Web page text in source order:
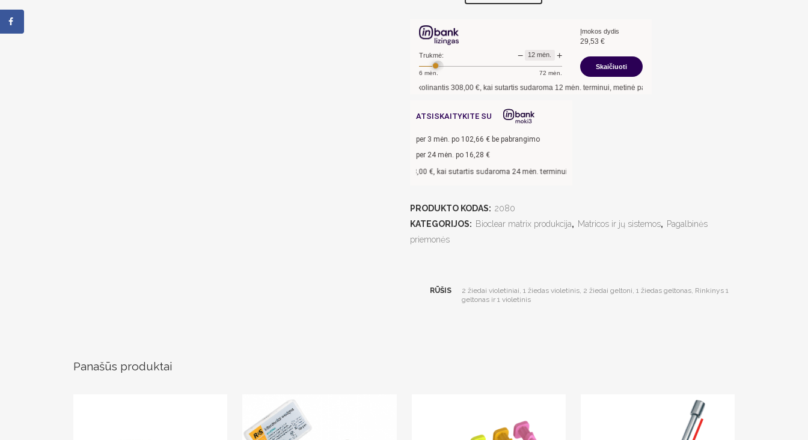
Trukmė: − 12 mėn. +
6 mėn. 72 mėn.
Įmokos dydis
29,53 €
Skaičiuoti
Pavyzdžiui, skolinantis 308,00€, kai sutartis sudaroma12mėn. terminui, metinė palūkanų norma –
ATSISKAITYKITE SU
per 3 mėn. po 102,66 € be pabrangimo
per 24 mėn. po 16,28 €
€, kai sutartis sudaroma 24 mėn. terminui, metinė palūkanų norma –
PRODUKTO KODAS: 2080
KATEGORIJOS: Bioclear matrix produkcija, Matricos ir jų sistemos, Pagalbinės
priemonės
RŪŠIS
2 žiedai violetiniai, 1 žiedas violetinis, 2 žiedai geltoni, 1 žiedas geltonas, Rinkinys 1
geltonas ir 1 violetinis
Panašūs produktai